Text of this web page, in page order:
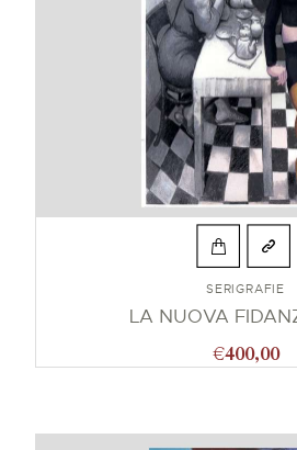
SERIGRAFIE
LA NUOVA
€400,00